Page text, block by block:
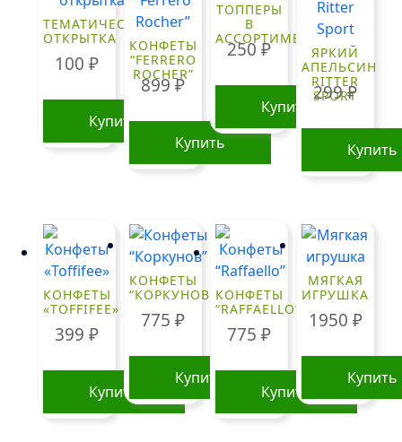
ТЕМАТИЧЕСКАЯ
ОТКРЫТКА
100₽
Купить
КОНФЕТЫ
“FERRERO
ROCHER”
899₽
Купить
ТОППЕРЫ
В
АССОРТИМЕНТЕ
250₽
Купить
ЯРКИЙ
АПЕЛЬСИН
RITTER
SPORT
299₽
Купить
КОНФЕТЫ
«TOFFIFEE»
399₽
Купить
КОНФЕТЫ
“КОРКУНОВ”
775₽
Купить
КОНФЕТЫ
“RAFFAELLO”
775₽
Купить
МЯГКАЯ
ИГРУШКА
1950 ₽
Купить